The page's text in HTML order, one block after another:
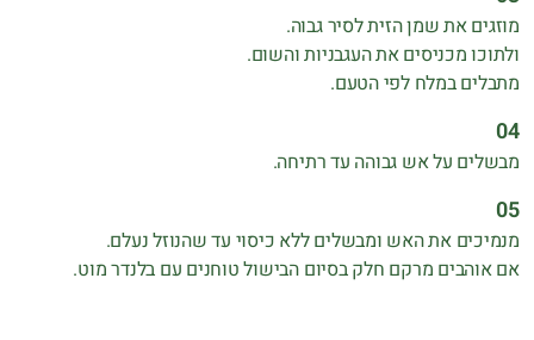
מוזגים את שמן הזית לסיר גבוה‎.‎
ולתוכו מכניסים את העגבניות והשום‎.‎
מתבלים במלח לפי הטעם‎.‎
מבשלים על אש גבוהה עד רתיחה.
מנמיכים את האש ומבשלים ללא כיסוי עד שהנוזל נעלם‎.‎
אם אוהבים מרקם חלק בסיום הבישול טוחנים עם בלנדר מוט‎.‎